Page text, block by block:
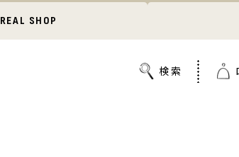
REAL SHOP